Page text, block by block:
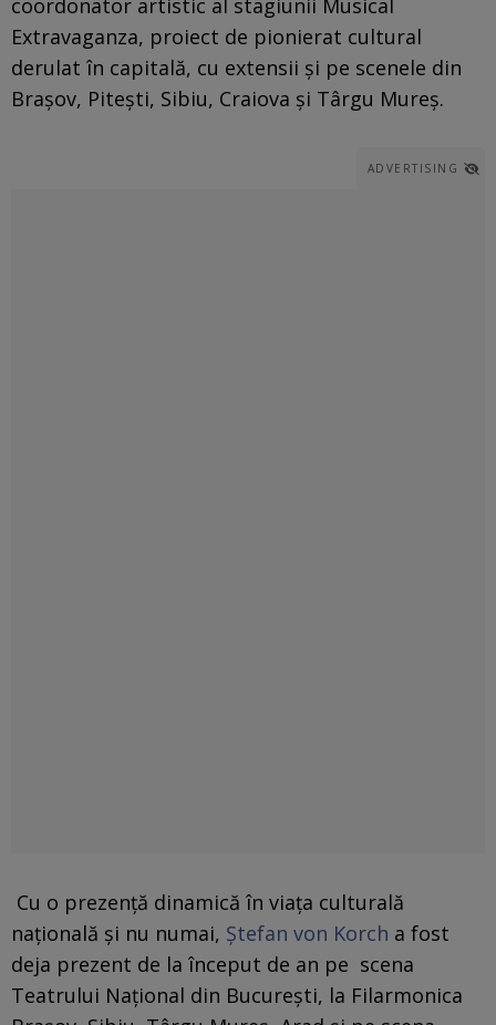
coordonator artistic al stagiunii Musical
Extravaganza, proiect de pionierat cultural
derulat în capitală, cu extensii şi pe scenele din
Braşov, Piteşti, Sibiu, Craiova şi Târgu Mureş.
ADVERTISING
Cu o prezenţă dinamică în viaţa culturală
naţională şi nu numai, Ştefan von Korch a fost
deja prezent de la început de an pe scena
Teatrului Naţional din Bucureşti, la Filarmonica